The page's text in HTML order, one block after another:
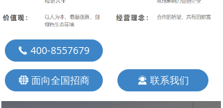
끅 400-8557679
뀁 面向全国招商 끤 联系我们